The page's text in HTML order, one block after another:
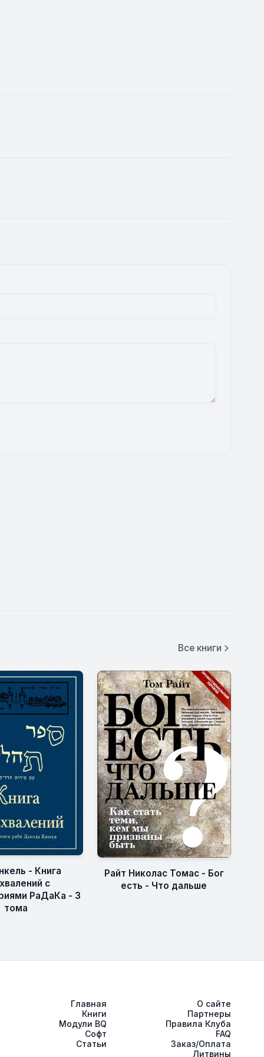
Все книги
- Книга
с
РаДаКа - 3
тома
Райт Николас Томас - Бог
есть - Что дальше
Главная
Книги
Модули BQ
Софт
Статьи
О сайте
Партнеры
Правила Клуба
FAQ
Заказ/Оплата
Литвины